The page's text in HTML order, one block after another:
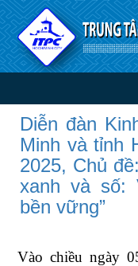
Truy cập nội dung luôn
Diễn đàn
Chí Minh
thứ 7 -
hướng
Vì mục
Diễn đàn
Minh và tỉnh
2025, Chủ
xanh và số:
bền vững”
Vào chiều ngày